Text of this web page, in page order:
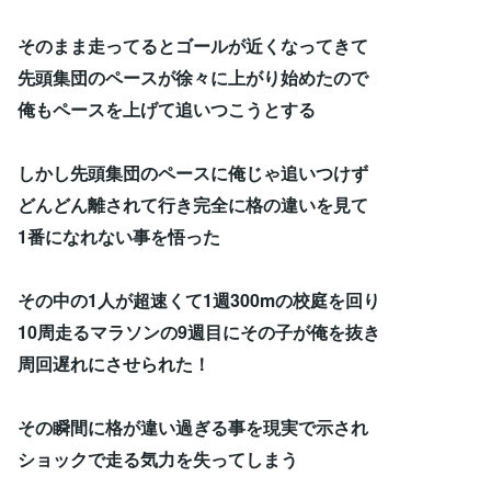
そのまま走ってるとゴールが近くなってきて
先頭集団のペースが徐々に上がり始めたので
俺もペースを上げて追いつこうとする
しかし先頭集団のペースに俺じゃ追いつけず
どんどん離されて行き完全に格の違いを見て
1番になれない事を悟った
その中の1人が超速くて1週300mの校庭を回り
10周走るマラソンの9週目にその子が俺を抜き
周回遅れにさせられた！
その瞬間に格が違い過ぎる事を現実で示され
ショックで走る気力を失ってしまう